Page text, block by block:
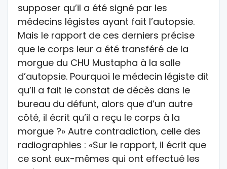
supposer qu’il a été signé par les
médecins légistes ayant fait l’autopsie.
Mais le rapport de ces derniers précise
que le corps leur a été transféré de la
morgue du CHU Mustapha à la salle
d’autopsie. Pourquoi le médecin légiste dit
qu’il a fait le constat de décès dans le
bureau du défunt, alors que d’un autre
côté, il écrit qu’il a reçu le corps à la
morgue ?» Autre contradiction, celle des
radiographies : «Sur le rapport, il écrit que
ce sont eux-mêmes qui ont effectué les